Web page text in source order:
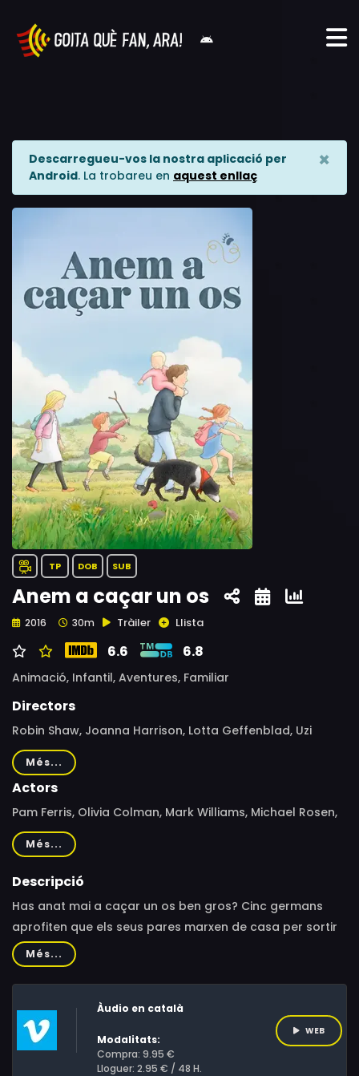
Descarregueu-vos la nostra aplicació per
Android. La trobareu en aquest enllaç
×
TP DOB SUB
Anem a caçar un os
2016 30m Tràiler Llista
6.6 6.8
Animació, Infantil, Aventures, Familiar
Directors
Robin Shaw, Joanna Harrison, Lotta Geffenblad, Uzi
Geffenblad, Rémi Durin
Més...
Actors
Pam Ferris, Olivia Colman, Mark Williams, Michael Rosen,
Ozzie Latta, Elsie Cavalier
Més...
Descripció
Has anat mai a caçar un os ben gros? Cinc germans
aprofiten que els seus pares marxen de casa per sortir
a l'aventura! Travessen un camp ple d'herba¿ xuix, xuiax,
xuix!, un riu ple d'aigua¿ glup, glup, glup!, i un bosc ple
d'arbres¿ tipiti, tòpiti, tipiti! Però, qui té por de l'os
dolent? Ningú! Perquè són molt i molt valents. Quatre
històries basades en llibres infantils, per fer viatjar els
més petits del conte a la pantalla.
Més...
Àudio en català
Modalitats:
Compra: 9.95 €
Lloguer: 2.95 € / 48 H.
WEB